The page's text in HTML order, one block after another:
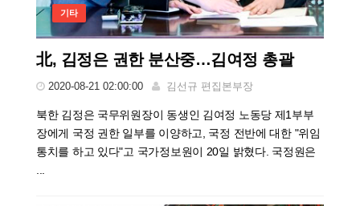
기타
北, 김정은 권한 분산중…김여정 총괄
2020-08-21 02:00:00 김선규 편집본부장
북한 김정은 국무위원장이 동생인 김여정 노동당 제1부부
장에게 국정 권한 일부를 이양하고, 국정 전반에 대한 "위임
통치를 하고 있다"고 국가정보원이 20일 밝혔다. 국정원은